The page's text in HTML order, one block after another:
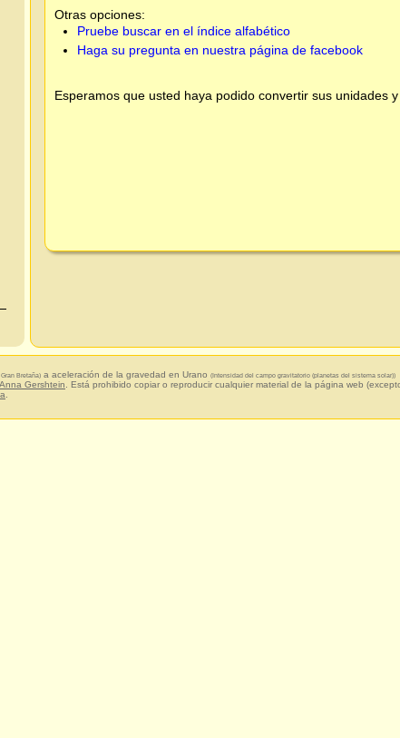
Otras opciones:
Pruebe buscar en el índice alfabético
Haga su pregunta en nuestra página de facebook
Esperamos que usted haya podido convertir sus unidades
Bretaña) a aceleración de la gravedad en Urano (Intensidad del campo gravitatorio (planetas del sistema solar))
Anna Gershtein . Está prohibido copiar o reproducir cualquier material de la página web